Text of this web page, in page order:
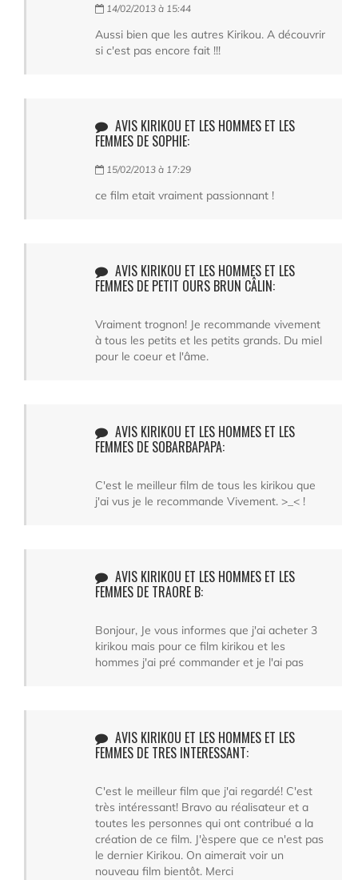
14/02/2013 à 15:44
Aussi bien que les autres Kirikou. A découvrir
si c'est pas encore fait !!!
AVIS KIRIKOU ET LES HOMMES ET LES
FEMMES DE SOPHIE:
15/02/2013 à 17:29
ce film etait vraiment passionnant !
AVIS KIRIKOU ET LES HOMMES ET LES
FEMMES DE PETIT OURS BRUN CÂLIN:
Vraiment trognon! Je recommande vivement
à tous les petits et les petits grands. Du miel
pour le coeur et l'âme.
AVIS KIRIKOU ET LES HOMMES ET LES
FEMMES DE SOBARBAPAPA:
C'est le meilleur film de tous les kirikou que
j'ai vus je le recommande Vivement. >_< !
AVIS KIRIKOU ET LES HOMMES ET LES
FEMMES DE TRAORE B:
Bonjour, Je vous informes que j'ai acheter 3
kirikou mais pour ce film kirikou et les
hommes j'ai pré commander et je l'ai pas
AVIS KIRIKOU ET LES HOMMES ET LES
FEMMES DE TRES INTERESSANT:
C'est le meilleur film que j'ai regardé! C'est
très intéressant! Bravo au réalisateur et a
toutes les personnes qui ont contribué a la
création de ce film. J'èspere que ce n'est pas
le dernier Kirikou. On aimerait voir un
nouveau film bientôt. Merci